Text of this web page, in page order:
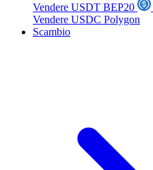
Vendere USDT BEP20
Vendere USDC Polygon
Scambio